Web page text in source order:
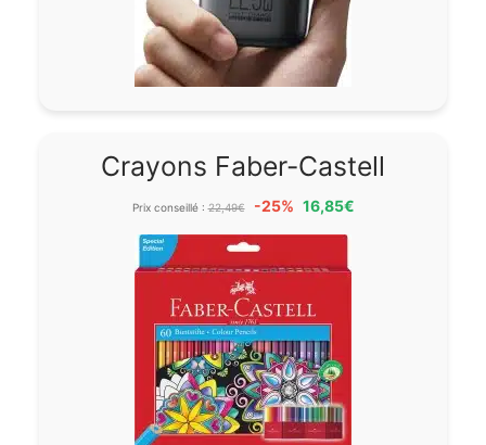
Crayons Faber-Castell
Prix conseillé :22,49€ -25% 16,85€